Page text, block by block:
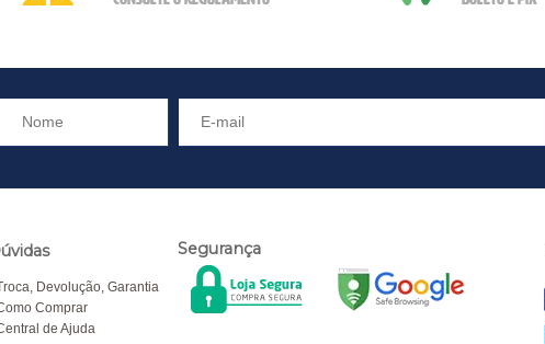
Devolução, Garantia
Comprar
de Ajuda
Segurança